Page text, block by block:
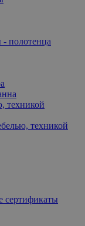
полотенца
техникой
техникой
сертификаты